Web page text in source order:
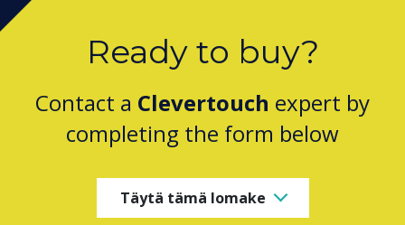
Ready to buy?
Contact a Clevertouch expert by
completing the form below
Täytä tämä lomake